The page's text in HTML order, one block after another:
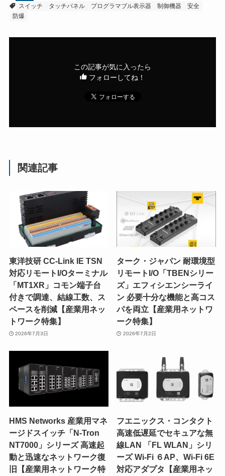
スイッチ
タッチパネル プログラマブル表示器 制御機器
安全
防爆
この記事が気に入ったら
フォローしてね！
関連記事
東洋技研 CC-Link IE TSN
対応リモートI/Oターミナル
「MT1XR」コモン端子台
付きで調達、結線工数、ス
ペースを削減【産業用ネッ
トワーク特集】
2026年7月3日
ターク・ジャパン 耐環境型
リモートI/O「TBENシリー
ズ」エフィシエンシーライ
ン 必要十分な機能と高コス
パを両立【産業用ネットワ
ーク特集】
2026年7月2日
HMS Networks 産業用マネ
ージドスイッチ「N-Tron
NT7000」シリーズ 高速起
動と迅速なネットワーク復
旧【産業用ネットワーク特
フエニックス・コンタクト
高速低遅延でセキュアな無
線LAN 「FL WLAN」シリ
ーズ Wi-Fi ６AP、Wi-Fi 6E
対応アダプタ【産業用ネッ